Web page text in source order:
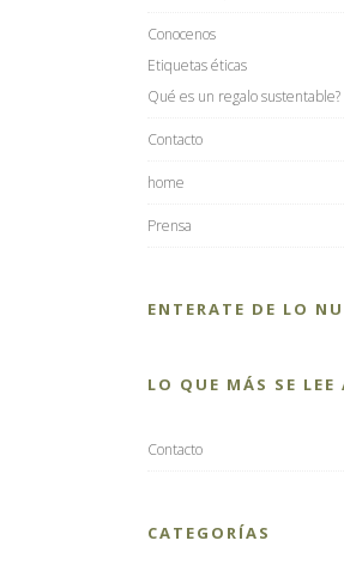
Conocenos
Etiquetas éticas
Qué es un regalo sustentable?
Contacto
home
Prensa
ENTERATE DE LO
LO QUE MÁS SE
Contacto
CATEGORÍAS